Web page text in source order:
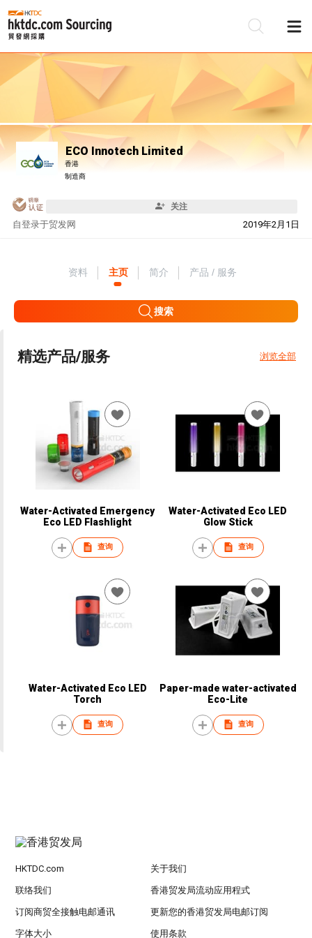
ECO Innotech Limited
香港
制造商
关注
自 2019年2月1日
登录于贸发网
资料 主页 简介 产品 / 服务
搜索
精选产品/服务 浏览全部
Water-Activated Emergency
Eco LED Flashlight
查询
Water-Activated Eco LED
Glow Stick
查询
Water-Activated Eco LED
Torch
查询
Paper-made water-activated
Eco-Lite
查询
HKTDC.com 关于我们
联络我们 香港贸发局流动应用程式
订阅商贸全接触电邮通讯 更新您的香港贸发局电邮订阅
字体大小 使用条款